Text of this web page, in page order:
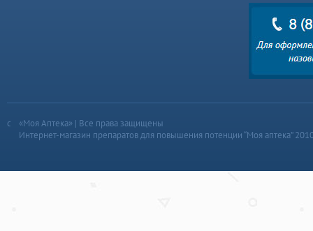
«Моя Аптека» | Все права защищены
Интернет-магазин препаратов для повышения потенции “Моя аптека”